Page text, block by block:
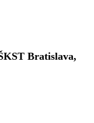
Bratislava,